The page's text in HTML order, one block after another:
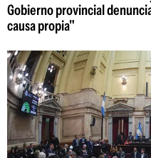
Gobierno provincial
causa propia"